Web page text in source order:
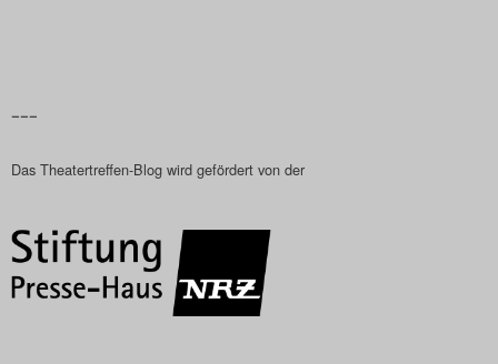
–––
Das Theatertreffen-Blog wird gefördert von der